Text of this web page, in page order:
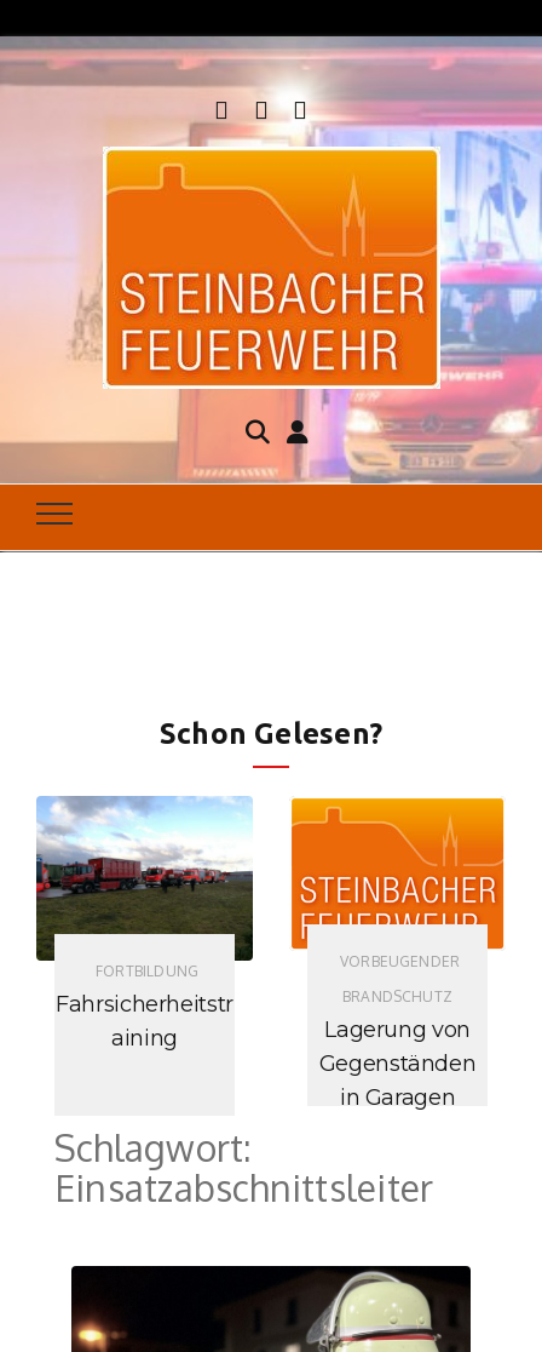
Steinbacher
Feuerwehr
Seit 1877 für Ihren Brandschutz da
Schon Gelesen?
FORTBILDUNG
Fahrsicherheitstr
aining
VORBEUGENDER
BRANDSCHUTZ
Lagerung von
Gegenständen
in Garagen
Schlagwort:
Einsatzabschnittsleiter